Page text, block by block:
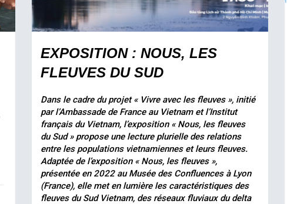
EXPOSITION : NOUS, LES
FLEUVES DU SUD
Dans le cadre du projet « Vivre avec les fleuves », initié
par l’Ambassade de France au Vietnam et l’Institut
français du Vietnam, l’exposition « Nous, les fleuves
du Sud » propose une lecture plurielle des relations
entre les populations vietnamiennes et leurs fleuves.
Adaptée de l’exposition « Nous, les fleuves »,
présentée en 2022 au Musée des Confluences à Lyon
(France), elle met en lumière les caractéristiques des
fleuves du Sud Vietnam, des réseaux fluviaux du delta